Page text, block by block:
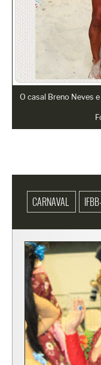
O casal Breno Neves
CARNAVAL